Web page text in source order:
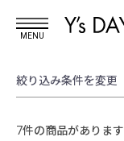
MENU
絞り込み条件を変更
7件の商品があります